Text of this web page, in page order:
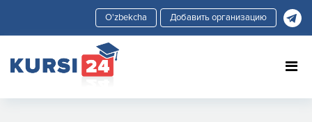
Добавить организацию